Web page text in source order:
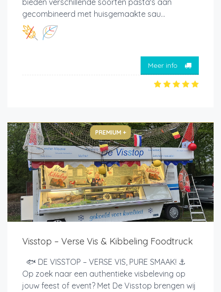
bieden verschillende soorten pasta's aan
gecombineerd met huisgemaakte sau...
Meer info
PREMIUM +
Visstop – Verse Vis & Kibbeling Foodtruck
🐟 DE VISSTOP – VERSE VIS, PURE SMAAK! ⚓
Op zoek naar een authentieke visbeleving op
jouw feest of event? Met De Visstop brengen wij